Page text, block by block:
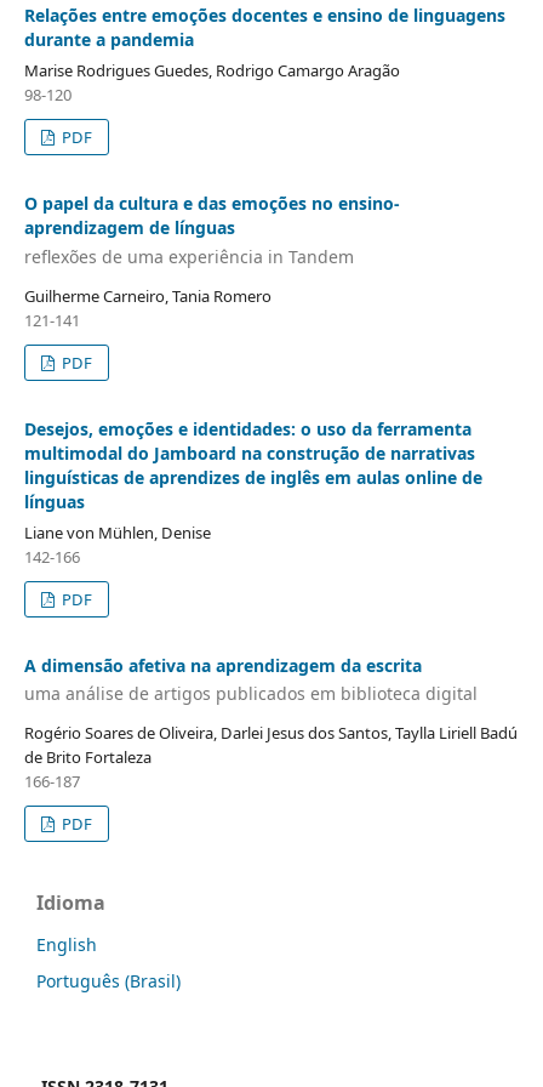
Relações entre emoções docentes e ensino de linguagens
durante a pandemia
Marise Rodrigues Guedes, Rodrigo Camargo Aragão
98-120
PDF
O papel da cultura e das emoções no ensino-
aprendizagem de línguas
reflexões de uma experiência in Tandem
Guilherme Carneiro, Tania Romero
121-141
PDF
Desejos, emoções e identidades: o uso da ferramenta
multimodal do Jamboard na construção de narrativas
linguísticas de aprendizes de inglês em aulas online de
línguas
Liane von Mühlen, Denise
142-166
PDF
A dimensão afetiva na aprendizagem da escrita
uma análise de artigos publicados em biblioteca digital
Rogério Soares de Oliveira, Darlei Jesus dos Santos, Taylla Liriell Badú
de Brito Fortaleza
166-187
PDF
Idioma
English
Português (Brasil)